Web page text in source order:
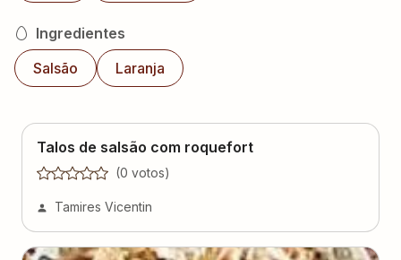
Ingredientes
Salsão
Laranja
Talos de salsão com roquefort
(0 votos)
Tamires Vicentin